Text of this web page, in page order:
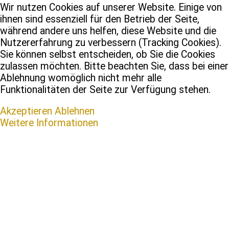
Wir nutzen Cookies auf unserer Website. Einige von
ihnen sind essenziell für den Betrieb der Seite,
während andere uns helfen, diese Website und die
Nutzererfahrung zu verbessern (Tracking Cookies).
Sie können selbst entscheiden, ob Sie die Cookies
zulassen möchten. Bitte beachten Sie, dass bei einer
Ablehnung womöglich nicht mehr alle
Funktionalitäten der Seite zur Verfügung stehen.
Akzeptieren Ablehnen
Weitere Informationen